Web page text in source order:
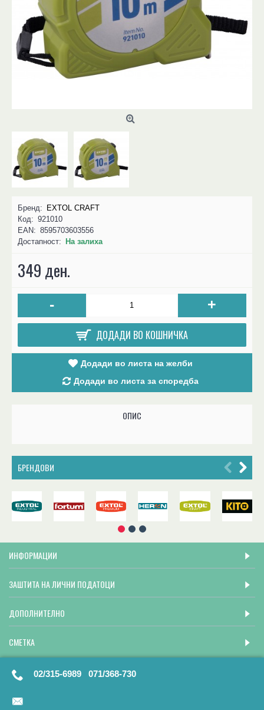
Бренд: EXTOL CRAFT
Код: 921010
EAN: 8595703603556
Достапност: На залиха
349 ден.
- +
ДОДАДИ ВО КОШНИЧКА
Додади во листа на желби
Додади во листа за споредба
ОПИС
БРЕНДОВИ
ИНФОРМАЦИИ
ЗАШТИТА НА ЛИЧНИ ПОДАТОЦИ
ДОПОЛНИТЕЛНО
СМЕТКА
02/315-6989 071/368-730